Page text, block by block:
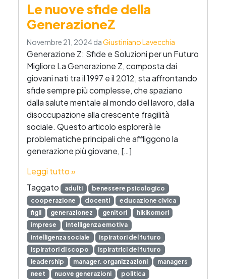
Le nuove sfide della
GenerazioneZ
Novembre 21, 2024daGiustiniano Lavecchia
Generazione Z: Sfide e Soluzioni per un Futuro
Migliore La Generazione Z, composta dai
giovani nati tra il 1997 e il 2012, sta affrontando
sfide sempre più complesse, che spaziano
dalla salute mentale al mondo del lavoro, dalla
disoccupazione alla crescente fragilità
sociale. Questo articolo esplorerà le
problematiche principali che affliggono la
generazione più giovane, […]
Leggi tutto »
Taggato
adulti
benessere psicologico
cooperazione
docenti
educazione civica
figli
generazionez genitori
hikikomori
imprese
intelligenza emotiva
intelligenza sociale
ispiratori del futuro
ispiratori di scopo
ispiratrici del futuro
leadership
manager. organizzazioni
managers
neet
nuove generazioni
politica